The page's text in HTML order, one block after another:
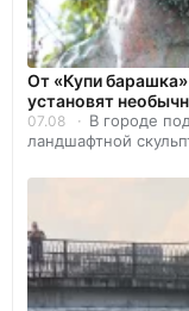
От «Купи
установят
07.08
В городе
ландшафтной